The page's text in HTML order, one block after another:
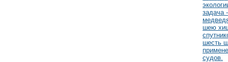
задача
шею
шесть
судов.